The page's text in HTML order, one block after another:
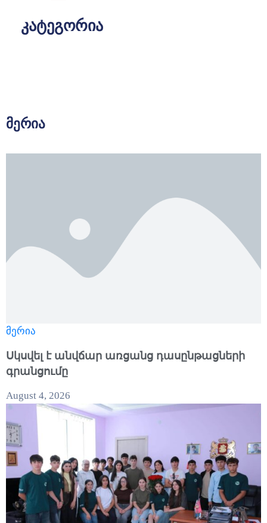
კატეგორია
მერია
მერია
Սկսվել է անվճար առցանց դասընթացների
գրանցումը
August 4, 2026